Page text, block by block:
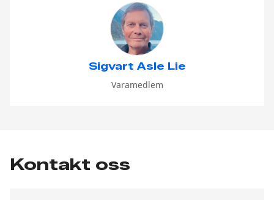
Sigvart Asle Lie
Varamedlem
Kontakt oss